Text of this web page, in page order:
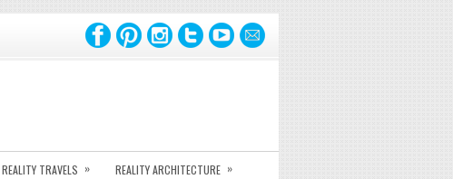
REALITY TRAVELS » REALITY ARCHITECTURE »